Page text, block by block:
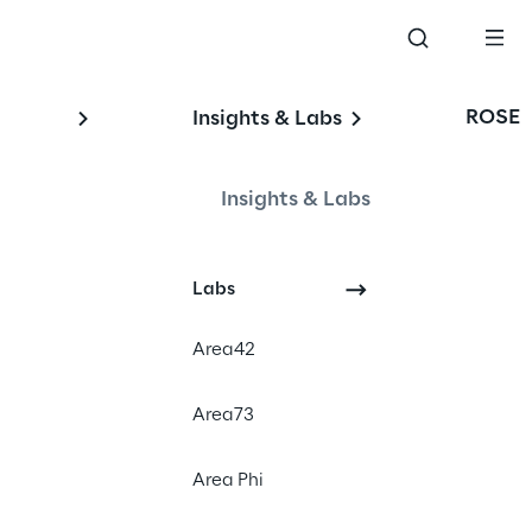
Insights & Labs
Insights & Labs
Labs
Area42
Area73
Area Phi
ROSE